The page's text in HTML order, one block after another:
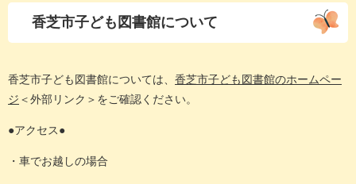
香芝市子ども図書館について
香芝市子ども図書館については、 香芝市子ども図書館のホームペー
ジ ＜外部リンク＞ をご確認ください。
●アクセス●
・車でお越しの場合